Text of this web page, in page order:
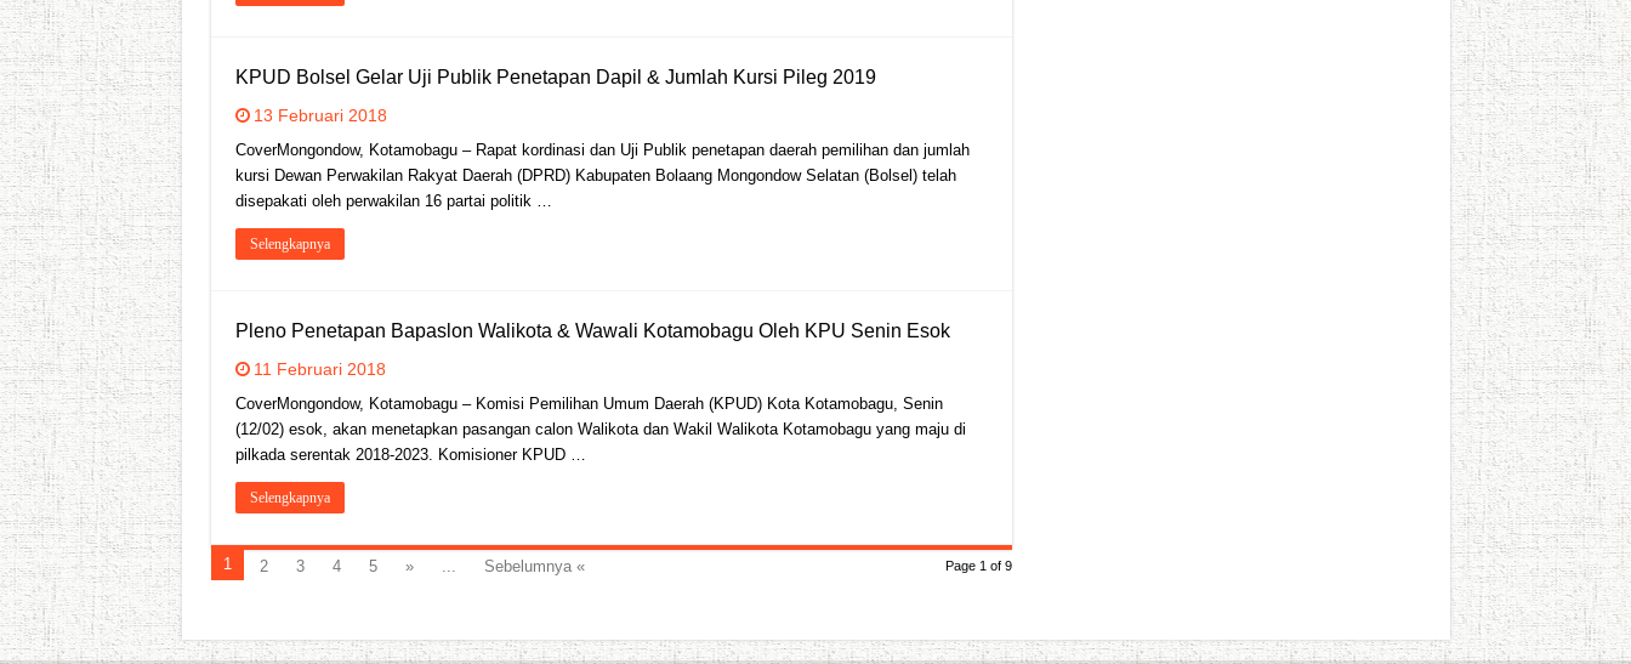
KPUD Bolsel Gelar Uji Publik Penetapan Dapil & Jumlah Kursi Pileg 2019
13 Februari 2018
CoverMongondow, Kotamobagu – Rapat kordinasi dan Uji Publik penetapan daerah pemilihan dan jumlah
kursi Dewan Perwakilan Rakyat Daerah (DPRD) Kabupaten Bolaang Mongondow Selatan (Bolsel) telah
disepakati oleh perwakilan 16 partai politik …
Selengkapnya
Pleno Penetapan Bapaslon Walikota & Wawali Kotamobagu Oleh KPU Senin Esok
11 Februari 2018
CoverMongondow, Kotamobagu – Komisi Pemilihan Umum Daerah (KPUD) Kota Kotamobagu, Senin
(12/02) esok, akan menetapkan pasangan calon Walikota dan Wakil Walikota Kotamobagu yang maju di
pilkada serentak 2018-2023. Komisioner KPUD …
Selengkapnya
Page 1 of 9
1 2 3 4 5 » ... Sebelumnya «